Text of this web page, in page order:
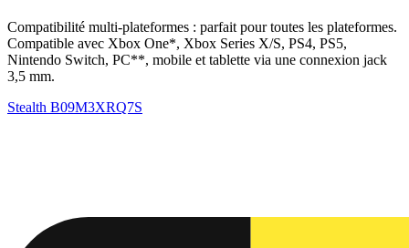
Compatibilité multi-plateformes : parfait pour toutes les plateformes.
Compatible avec Xbox One*, Xbox Series X/S, PS4, PS5,
Nintendo Switch, PC**, mobile et tablette via une connexion jack
3,5 mm.
Stealth B09M3XRQ7S